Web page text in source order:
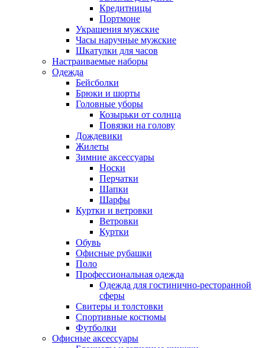
Кредитницы
Портмоне
Украшения мужские
Часы наручные мужские
Шкатулки для часов
Настраиваемые наборы
Одежда
Бейсболки
Брюки и шорты
Головные уборы
Козырьки от солнца
Повязки на голову
Дождевики
Жилеты
Зимние аксессуары
Носки
Перчатки
Шапки
Шарфы
Куртки и ветровки
Ветровки
Куртки
Обувь
Офисные рубашки
Поло
Профессиональная одежда
Одежда для гостинично-ресторанной
сферы
Свитеры и толстовки
Спортивные костюмы
Футболки
Офисные аксессуары